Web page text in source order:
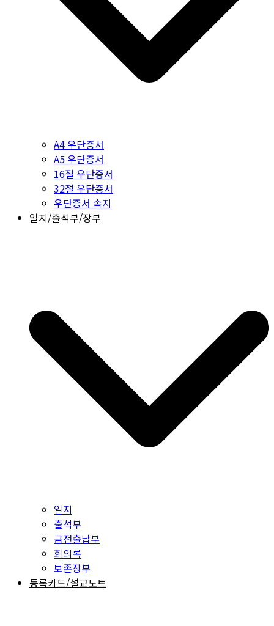
A4 우단증서
A5 우단증서
16절 우단증서
32절 우단증서
우단증서 속지
일지/출석부/장부
일지
출석부
금전출납부
회의록
보존장부
등록카드/설교노트